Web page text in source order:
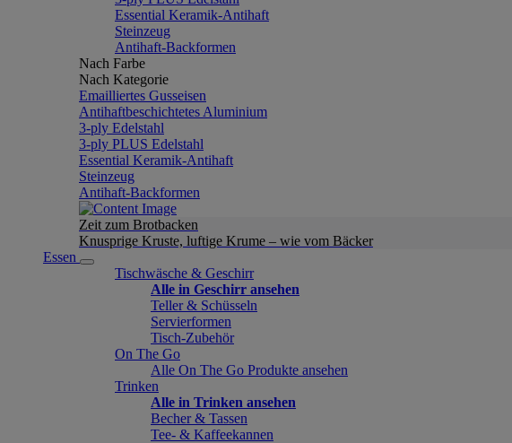
Essential Keramik-Antihaft
Steinzeug
Antihaft-Backformen
Nach Farbe
Nach Kategorie
Emailliertes Gusseisen
Antihaftbeschichtetes Aluminium
3-ply Edelstahl
3-ply PLUS Edelstahl
Essential Keramik-Antihaft
Steinzeug
Antihaft-Backformen
Zeit zum Brotbacken
Knusprige Kruste, luftige Krume – wie vom Bäcker
Essen
Tischwäsche & Geschirr
Alle in Geschirr ansehen
Teller & Schüsseln
Servierformen
Tisch-Zubehör
On The Go
Alle On The Go Produkte ansehen
Trinken
Alle in Trinken ansehen
Becher & Tassen
Tee- & Kaffeekannen